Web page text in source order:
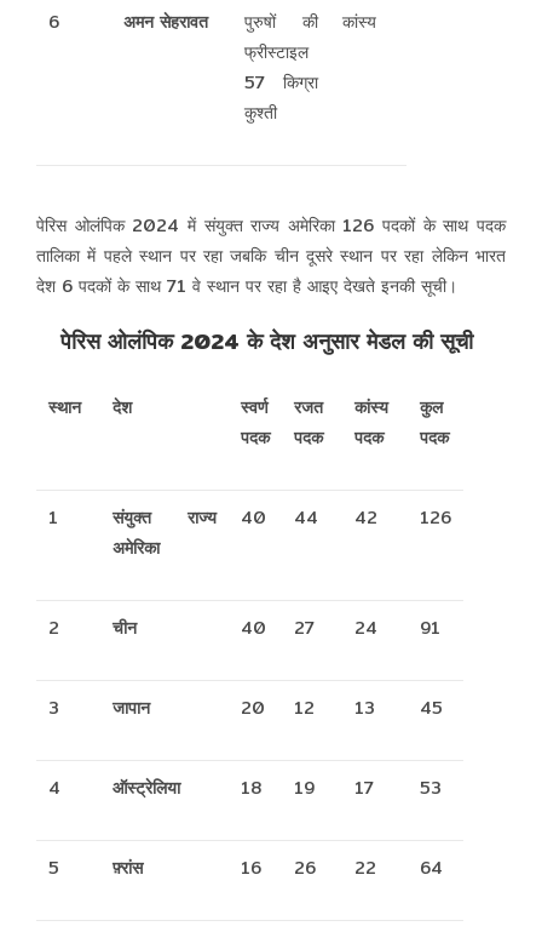
6 अमन सेहरावत
पुरुषों की
फ्रीस्टाइल
57 किग्रा
कुश्ती
कांस्य
पेरिस ओलंपिक 2024 में संयुक्त राज्य अमेरिका 126 पदकों के साथ पदक
तालिका में पहले स्थान पर रहा जबकि चीन दूसरे स्थान पर रहा लेकिन भारत
देश 6 पदकों के साथ 71 वे स्थान पर रहा है आइए देखते इनकी सूची।
पेरिस ओलंपिक 2024 के देश अनुसार मेडल की सूची
स्थान देश
स्वर्ण
पदक
रजत
पदक
कांस्य
पदक
कुल
पदक
1
संयुक्त राज्य
अमेरिका
40 44 42 126
2 चीन 40 27 24 91
3 जापान 20 12 13 45
4 ऑस्ट्रेलिया 18 19 17 53
5 फ़्रांस 16 26 22 64